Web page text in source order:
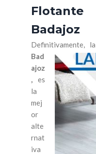
Badajoz
Definitivamente, la
Bad
ajoz
es
la
mej
or
alte
rnat
iva